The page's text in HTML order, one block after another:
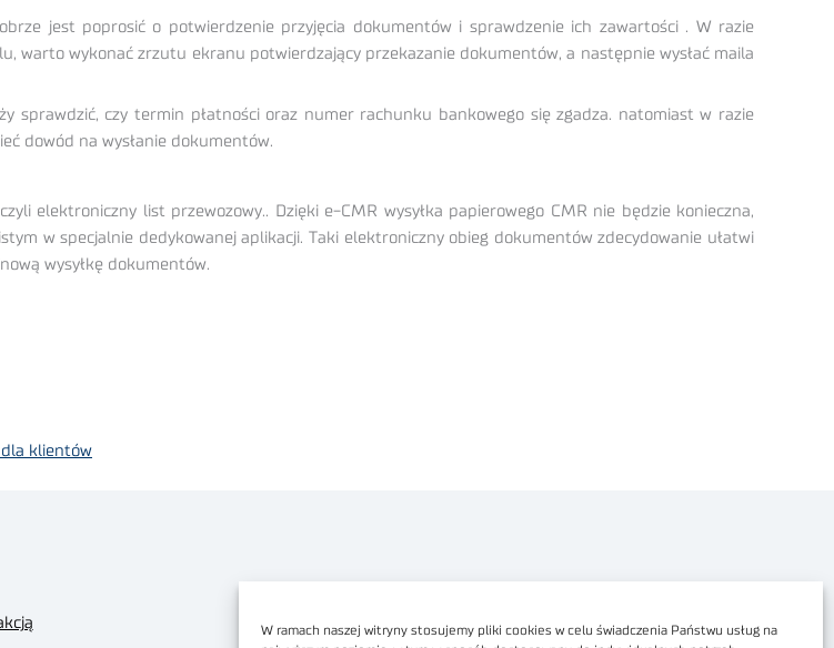
W ramach naszej witryny stosujemy pliki cookies w celu świadczenia Państwu usług na
jest poprosić o potwierdzenie przyjęcia dokumentów i sprawdzenie ich zawartości . W razie
warto wykonać zrzutu ekranu potwierdzający przekazanie dokumentów, a następnie wysłać maila
czy termin płatności oraz numer rachunku bankowego się zgadza. natomiast w razie
dowód na wysłanie dokumentów.
elektroniczny list przewozowy.. Dzięki e-CMR wysyłka papierowego CMR nie będzie konieczna,
w specjalnie dedykowanej aplikacji. Taki elektroniczny obieg dokumentów zdecydowanie ułatwi
wysyłkę dokumentów.
klientów
Dostępność cyfrowa